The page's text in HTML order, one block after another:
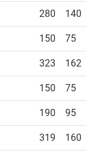
280 140
150 75
323 162
150 75
190 95
319 160